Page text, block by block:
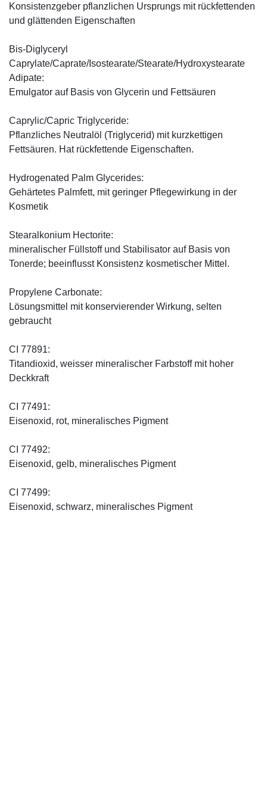
Konsistenzgeber pflanzlichen Ursprungs mit rückfettenden
und glättenden Eigenschaften
Bis-Diglyceryl
Caprylate/Caprate/Isostearate/Stearate/Hydroxystearate
Adipate:
Emulgator auf Basis von Glycerin und Fettsäuren
Caprylic/Capric Triglyceride:
Pflanzliches Neutralöl (Triglycerid) mit kurzkettigen
Fettsäuren. Hat rückfettende Eigenschaften.
Hydrogenated Palm Glycerides:
Gehärtetes Palmfett, mit geringer Pflegewirkung in der
Kosmetik
Stearalkonium Hectorite:
mineralischer Füllstoff und Stabilisator auf Basis von
Tonerde; beeinflusst Konsistenz kosmetischer Mittel.
Propylene Carbonate:
Lösungsmittel mit konservierender Wirkung, selten
gebraucht
CI 77891:
Titandioxid, weisser mineralischer Farbstoff mit hoher
Deckkraft
CI 77491:
Eisenoxid, rot, mineralisches Pigment
CI 77492:
Eisenoxid, gelb, mineralisches Pigment
CI 77499:
Eisenoxid, schwarz, mineralisches Pigment